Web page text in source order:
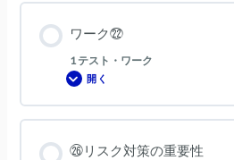
ワーク㉒
1 テスト・ワーク
開く
ワ
ク
㉒
㉖リスク対策の重要性